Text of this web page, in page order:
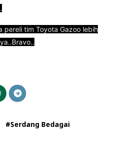
pereli tim Toyota Gazoo lebih
#Serdang Bedagai